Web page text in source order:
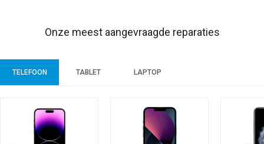
Onze meest aangevraagde reparaties
TELEFOON TABLET LAPTOP